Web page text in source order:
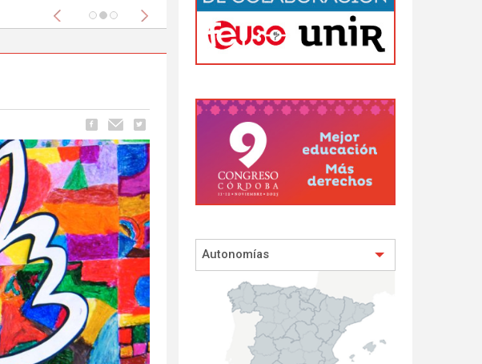
Anterior Siguiente
Autonomías